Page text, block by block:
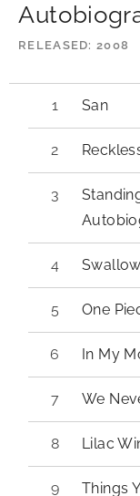
RELEASED 2008
Audio-Player
San
One
In My
We
Lilac
Things